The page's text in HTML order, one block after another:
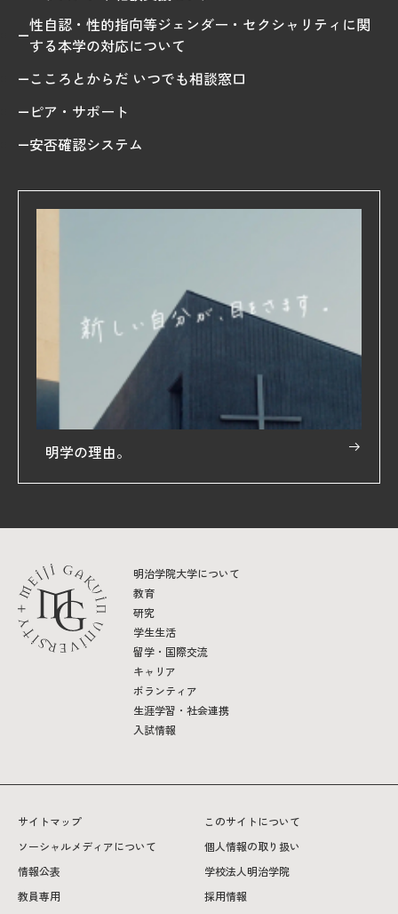
性自認・性的指向等ジェンダー・セクシャリティに関
する本学の対応について
こころとからだ いつでも相談窓口
ピア・サポート
安否確認システム
明学の理由。
明治学院大学について
教育
研究
学生生活
留学・国際交流
キャリア
ボランティア
生涯学習・社会連携
入試情報
サイトマップ
このサイトについて
ソーシャルメディアについて
個人情報の取り扱い
情報公表
学校法人明治学院
教員専用
採用情報